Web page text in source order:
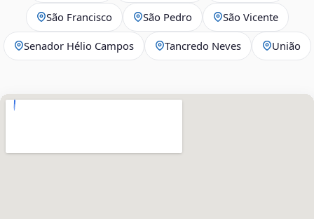
São Francisco São Pedro São Vicente
Senador Hélio Campos Tancredo Neves União